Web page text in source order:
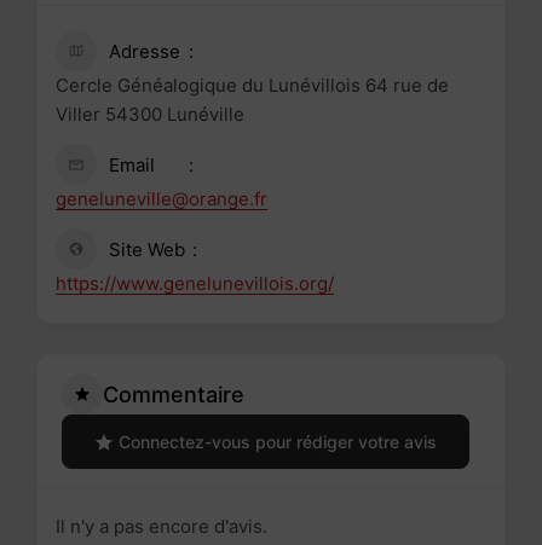
Adresse
Cercle Généalogique du Lunévillois 64 rue de
Viller 54300 Lunéville
Email
geneluneville@orange.fr
Site Web
https://www.genelunevillois.org/
Commentaire
Connectez-vous pour rédiger votre avis
Il n'y a pas encore d'avis.